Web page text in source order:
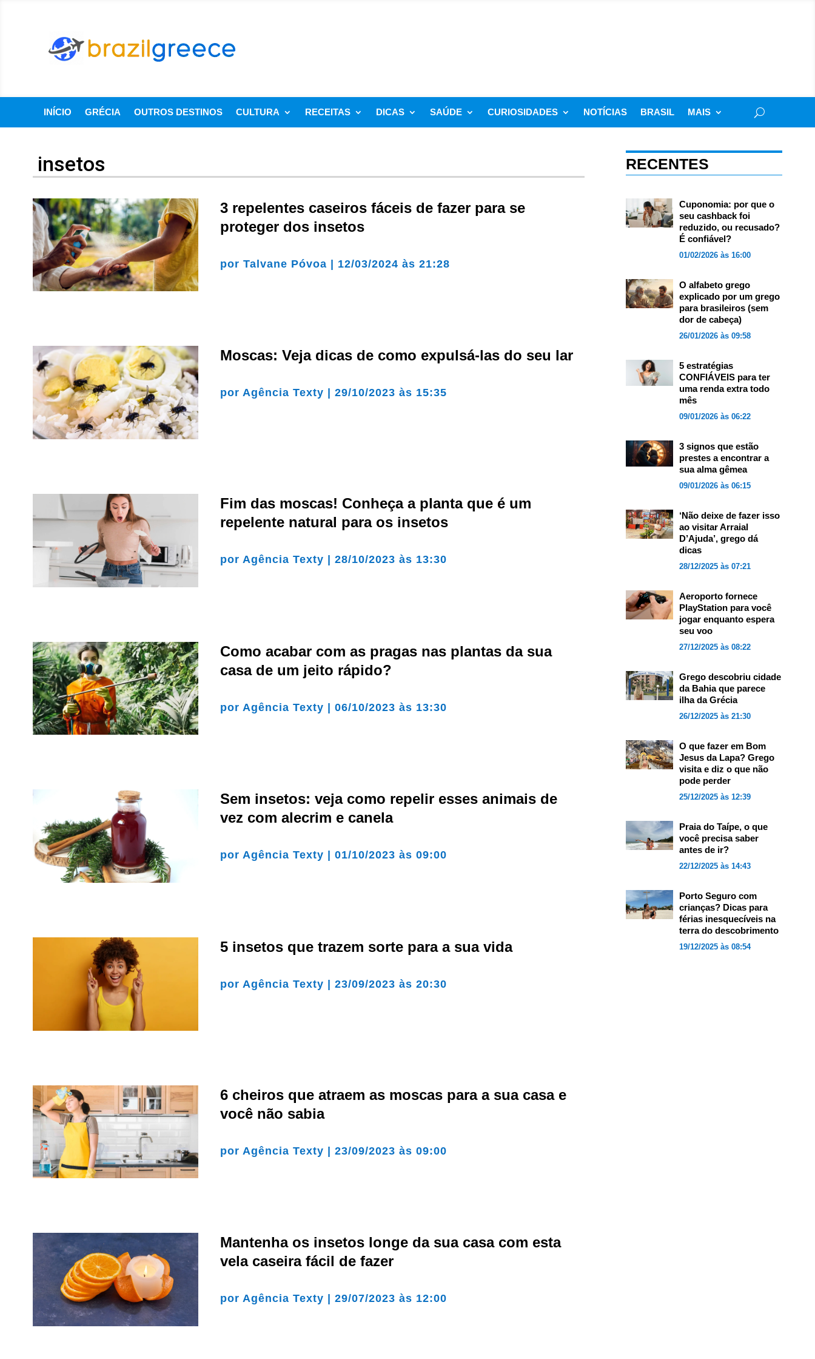
INÍCIO GRÉCIA OUTROS DESTINOS CULTURA RECEITAS DICAS SAÚDE CURIOSIDADES NOTÍCIAS BRASIL MAIS
insetos
3 repelentes caseiros fáceis de fazer para se
proteger dos insetos
porTalvane Póvoa | 12/03/2024 às 21:28
Moscas: Veja dicas de como expulsá-las do seu lar
porAgência Texty |29/10/2023 às 15:35
Fim das moscas! Conheça a planta que é um
repelente natural para os insetos
porAgência Texty |28/10/2023 às 13:30
Como acabar com as pragas nas plantas da sua
casa de um jeito rápido?
por Agência Texty |06/10/2023 às 13:30
Sem insetos: veja como repelir esses animais de
vez com alecrim e canela
porAgência Texty |01/10/2023 às 09:00
5 insetos que trazem sorte para a sua vida
por Agência Texty |23/09/2023 às 20:30
6 cheiros que atraem as moscas para a sua casa e
você não sabia
por Agência Texty |23/09/2023 às 09:00
Mantenha os insetos longe da sua casa com esta
vela caseira fácil de fazer
porAgência Texty |29/07/2023 às 12:00
RECENTES
Cuponomia: por que o
seu cashback foi
reduzido, ou recusado?
É confiável?
01/02/2026 às 16:00
O alfabeto grego
explicado por um grego
para brasileiros (sem
dor de cabeça)
26/01/2026 às 09:58
5 estratégias
CONFIÁVEIS para ter
uma renda extra todo
mês
09/01/2026 às 06:22
3 signos que estão
prestes a encontrar a
sua alma gêmea
09/01/2026 às 06:15
‘Não deixe de fazer isso
ao visitar Arraial
D’Ajuda’, grego dá
dicas
28/12/2025 às 07:21
Aeroporto fornece
PlayStation para você
jogar enquanto espera
seu voo
27/12/2025 às 08:22
Grego descobriu cidade
da Bahia que parece
ilha da Grécia
26/12/2025 às 21:30
O que fazer em Bom
Jesus da Lapa? Grego
visita e diz o que não
pode perder
25/12/2025 às 12:39
Praia do Taípe, o que
você precisa saber
antes de ir?
22/12/2025 às 14:43
Porto Seguro com
crianças? Dicas para
férias inesquecíveis na
terra do descobrimento
19/12/2025 às 08:54